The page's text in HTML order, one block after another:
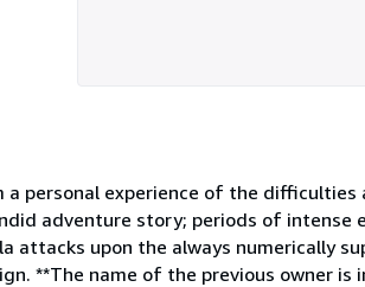
personal experience of the
adventure story; periods of
attacks upon the always numerically
**The name of the previous owner is